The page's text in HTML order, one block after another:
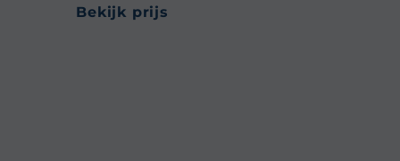
bekijk prijs